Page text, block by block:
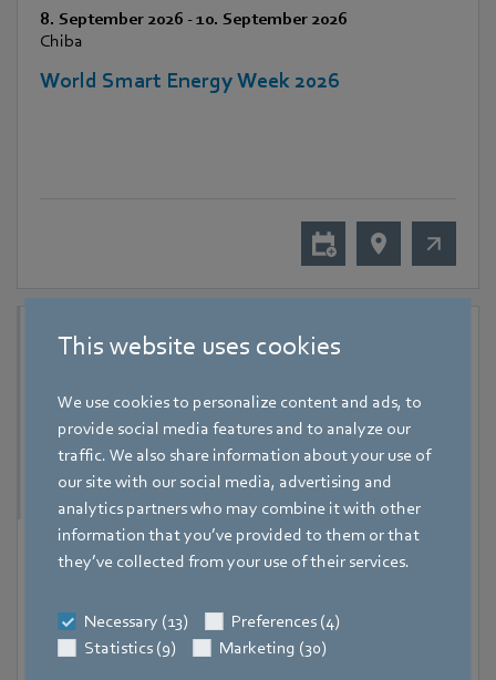
This website uses cookies
We use cookies to personalize content and ads, to
provide social media features and to analyze our
traffic. We also share information about your use of
our site with our social media, advertising and
analytics partners who may combine it with other
information that you’ve provided to them or that
they’ve collected from your use of their services.
Necessary (13)
Preferences (4)
Statistics (9)
Marketing (30)
8. September 2026 -10. September 2026
Chiba
World Smart Energy Week 2026
9. September 2026 - 11. September 2026
RHVAC Vietnam 2026